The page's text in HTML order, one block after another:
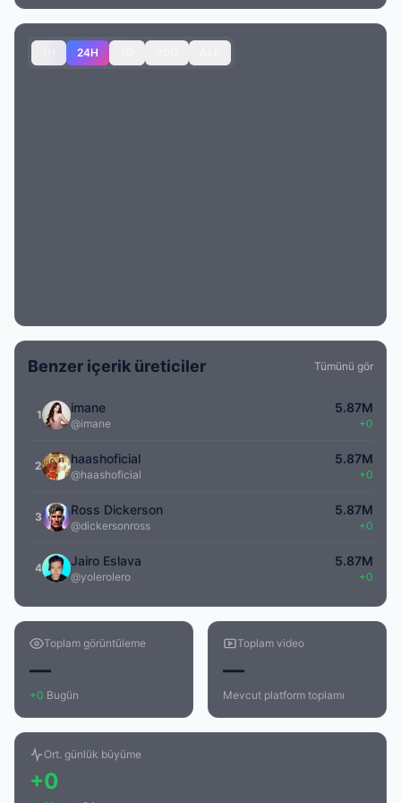
24H
Benzer içerik üreticiler Tümünü gör
1 imane
@imane
5.87M
+0
2 haashoficial
@haashoficial
5.87M
+0
3 Ross Dickerson
@dickersonross
5.87M
+0
4 Jairo Eslava
@yolerolero
5.87M
+0
Toplam görüntüleme
—
+0 Bugün
Toplam video
—
Mevcut platform toplamı
Ort. günlük büyüme
+0